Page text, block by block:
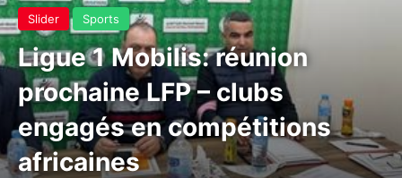
Slider Sports
Ligue 1 Mobilis: réunion
prochaine LFP – clubs
engagés en compétitions
africaines